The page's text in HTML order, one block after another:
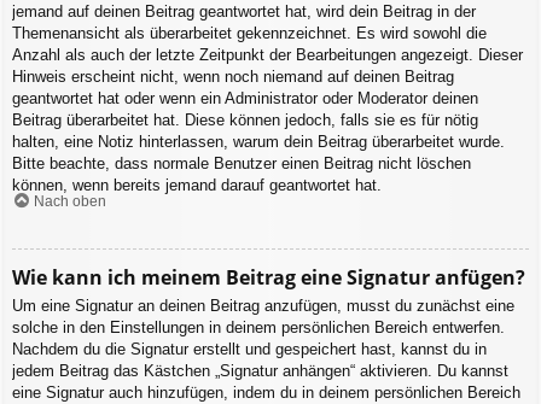
jemand auf deinen Beitrag geantwortet hat, wird dein Beitrag in der
Themenansicht als überarbeitet gekennzeichnet. Es wird sowohl die
Anzahl als auch der letzte Zeitpunkt der Bearbeitungen angezeigt. Dieser
Hinweis erscheint nicht, wenn noch niemand auf deinen Beitrag
geantwortet hat oder wenn ein Administrator oder Moderator deinen
Beitrag überarbeitet hat. Diese können jedoch, falls sie es für nötig
halten, eine Notiz hinterlassen, warum dein Beitrag überarbeitet wurde.
Bitte beachte, dass normale Benutzer einen Beitrag nicht löschen
können, wenn bereits jemand darauf geantwortet hat.
Nach oben
Wie kann ich meinem Beitrag eine Signatur anfügen?
Um eine Signatur an deinen Beitrag anzufügen, musst du zunächst eine
solche in den Einstellungen in deinem persönlichen Bereich entwerfen.
Nachdem du die Signatur erstellt und gespeichert hast, kannst du in
jedem Beitrag das Kästchen „Signatur anhängen“ aktivieren. Du kannst
eine Signatur auch hinzufügen, indem du in deinem persönlichen Bereich